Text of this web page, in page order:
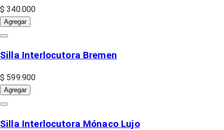
$ 340.000
Agregar
Silla Interlocutora Bremen
$ 599.900
Agregar
Silla Interlocutora Mónaco Lujo